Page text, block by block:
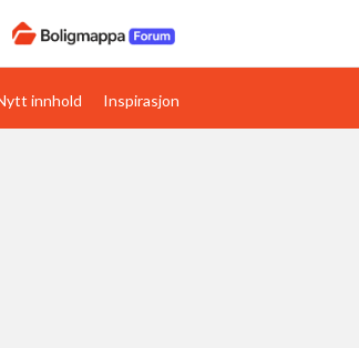
Boligens papirer
innhold Inspirasjon